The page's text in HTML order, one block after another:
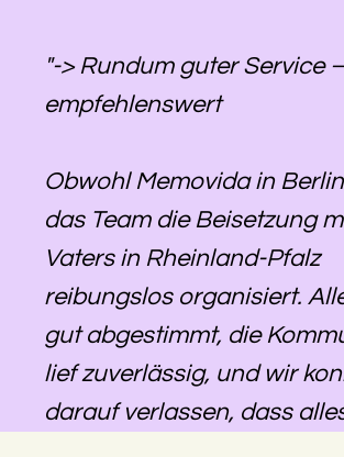
"-> Rundum guter Service
empfehlenswert
Obwohl Memovida in
das Team die Beisetzung
Vaters in Rheinland-Pfalz
reibungslos organisiert.
gut abgestimmt, die
lief zuverlässig, und wir
darauf verlassen, dass